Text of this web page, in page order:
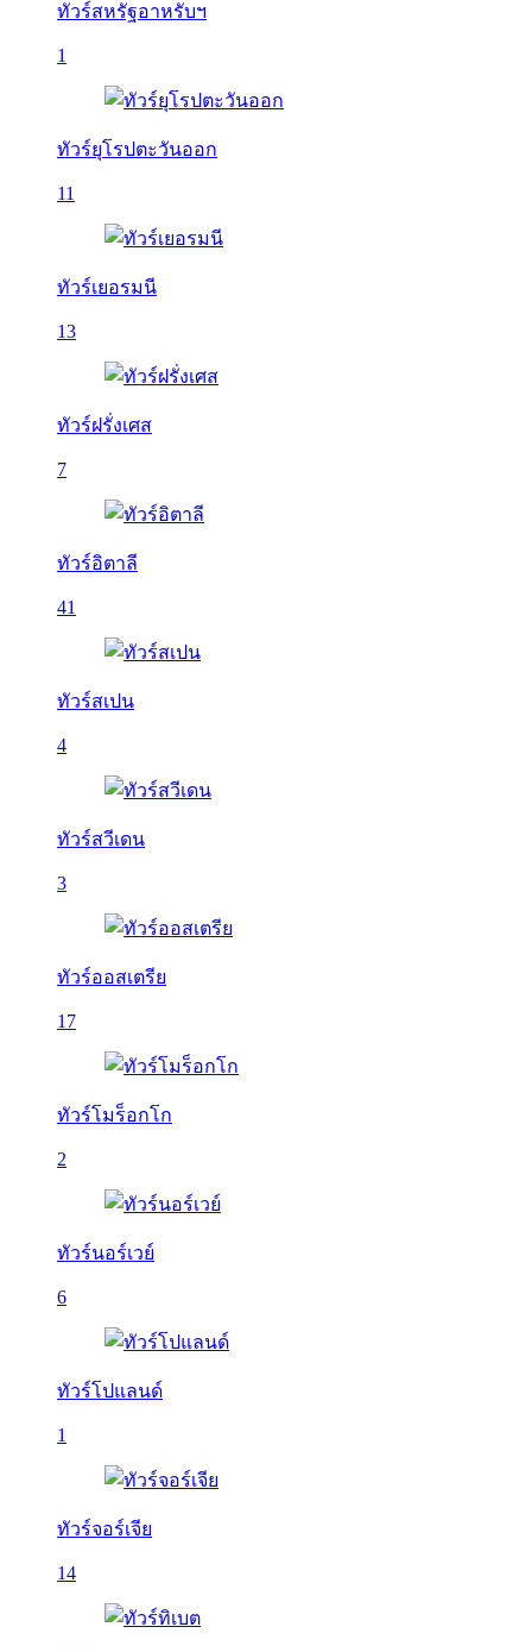
ทัวร์สหรัฐอาหรับฯ
1
ทัวร์ยุโรปตะวันออก
11
ทัวร์เยอรมนี
13
ทัวร์ฝรั่งเศส
7
ทัวร์อิตาลี
41
ทัวร์สเปน
4
ทัวร์สวีเดน
3
ทัวร์ออสเตรีย
17
ทัวร์โมร็อกโก
2
ทัวร์นอร์เวย์
6
ทัวร์โปแลนด์
1
ทัวร์จอร์เจีย
14